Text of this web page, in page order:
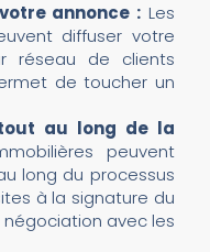
annonce : Les
diffuser votre
réseau de clients
de toucher un
au long de la
peuvent
long du processus
à la signature du
avec les